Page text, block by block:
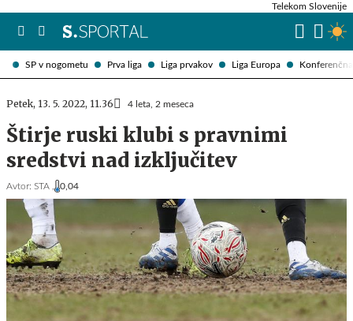
SP v nogometu Prva liga Liga prvakov Liga Europa
Telekom Slovenije
Petek, 13. 5. 2022, 11.36 4 leta, 2 meseca
Štirje ruski klubi s pravnimi
sredstvi nad izključitev
Avtor: STA , 0,04